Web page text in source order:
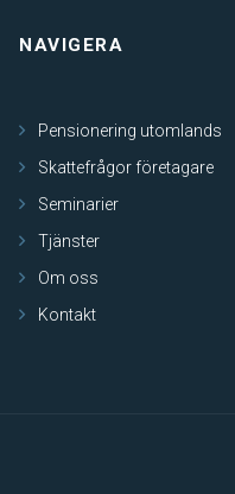
NAVIGERA
Pensionering utomlands
Skattefrågor företagare
Seminarier
Tjänster
Om oss
Kontakt